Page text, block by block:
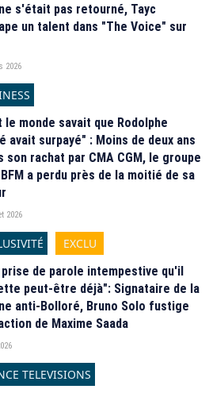
s'était pas retourné, Tayc
un talent dans "The Voice" sur
2026
le monde savait que Rodolphe
avait surpayé" : Moins de deux ans
son rachat par CMA CGM, le groupe
BFM a perdu près de la moitié de sa
2026
EXCLU
prise de parole intempestive qu'il
peut-être déjà": Signataire de la
anti-Bolloré, Bruno Solo fustige
de Maxime Saada
TELEVISIONS